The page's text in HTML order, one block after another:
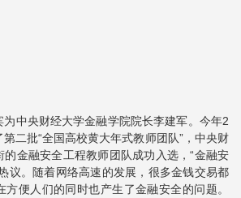
中央财经大学金融学院院长李建军。今年2
二批“全国高校黄大年式教师团队”，中央财
金融安全工程教师团队成功入选，“金融安
议。随着网络高速的发展，很多金钱交易都
便人们的同时也产生了金融安全的问题。